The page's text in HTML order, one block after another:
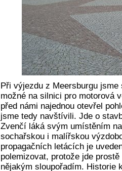
Při výjezdu z Meersburgu
možné na silnici pro motorová
před námi najednou otevřel
jsme tedy navštívili. Jde o
Zvenčí láká svým umístěním
sochařskou i malířskou
propagačních letácích je
polemizovat, protože jde
nějakým sloupořadím. Historie